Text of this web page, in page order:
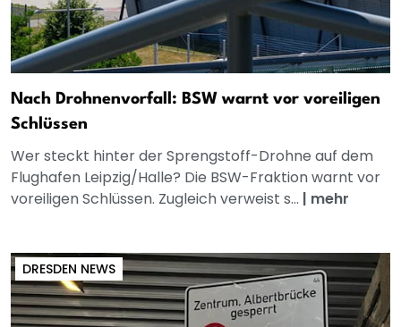
Nach Drohnenvorfall: BSW warnt vor voreiligen
Schlüssen
Wer steckt hinter der Sprengstoff-Drohne auf dem
Flughafen Leipzig/Halle? Die BSW-Fraktion warnt vor
voreiligen Schlüssen. Zugleich verweist s... | mehr
DRESDEN NEWS